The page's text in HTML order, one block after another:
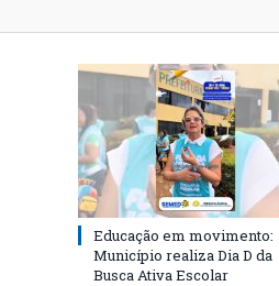
Educação em movimento:
Município realiza Dia D da
Busca Ativa Escolar